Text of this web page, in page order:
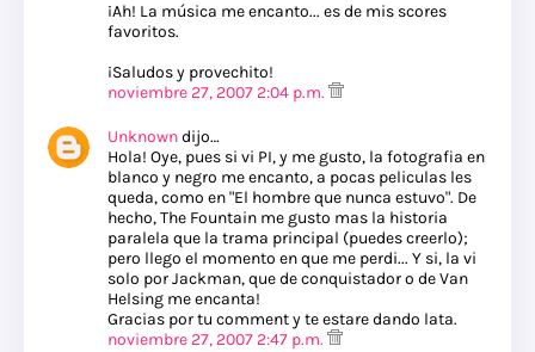
¡Ah! La música me encanto... es de mis scores
favoritos.
¡Saludos y provechito!
noviembre 27, 2007 2:04 p.m.
Unknowndijo…
Hola! Oye, pues si vi PI, y me gusto, la fotografia en
blanco y negro me encanto, a pocas peliculas les
queda, como en "El hombre que nunca estuvo". De
hecho, The Fountain me gusto mas la historia
paralela que la trama principal (puedes creerlo);
pero llego el momento en que me perdi... Y si, la vi
solo por Jackman, que de conquistador o de Van
Helsing me encanta!
Gracias por tu comment y te estare dando lata.
noviembre 27, 2007 2:47 p.m.